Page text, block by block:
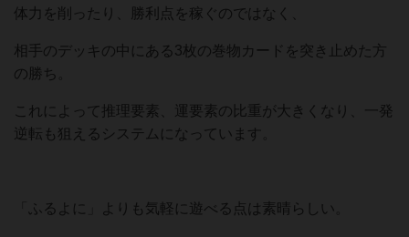
体力を削ったり、勝利点を稼ぐのではなく、
相手のデッキの中にある3枚の巻物カードを突き止めた方
の勝ち。
これによって推理要素、運要素の比重が大きくなり、一発
逆転も狙えるシステムになっています。
「ふるよに」よりも気軽に遊べる点は素晴らしい。